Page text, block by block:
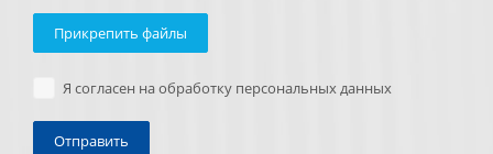
Прикрепить файлы
Я согласен на обработку персональных данных